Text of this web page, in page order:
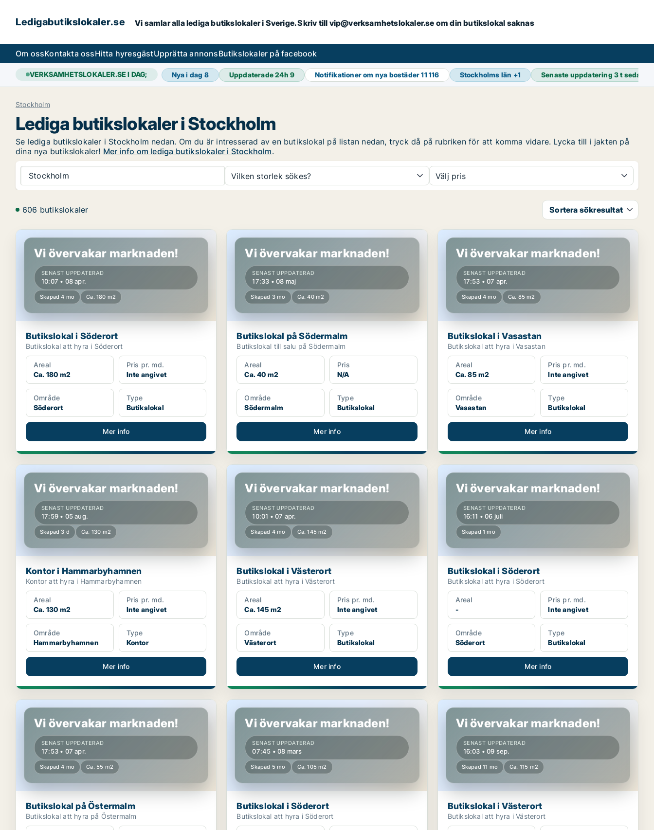
Ledigabutikslokaler.se Vi samlar alla lediga butikslokaler i Sverige. Skriv till vip@verksamhetslokaler.se om din butikslokal saknas
Om ossKontakta ossHitta hyresgästUpprätta annonsButikslokaler på facebook
VERKSAMHETSLOKALER.SE I DAG; Nya i dag 8 Uppdaterade 24h9 Notifikationer om nya bostäder11 116 Stockholms län +1 Senaste uppdatering3 t sedan
Stockholm
Lediga butikslokaler i Stockholm
Se lediga butikslokaler i Stockholm nedan. Om du är intresserad av en butikslokal på listan nedan, tryck då på rubriken för att komma vidare. Lycka till i jakten på
dina nya butikslokaler! Mer info om lediga butikslokaler i Stockholm.
Stockholm Vilken storlek sökes? Välj pris
606 butikslokaler Sortera sökresultat
Butikslokal i Söderort
Vi övervakar marknaden!
SENAST UPPDATERAD
10:07 • 08 apr.
Skapad 4 mo Ca. 180 m2
Butikslokal i Söderort
Butikslokal att hyra i Söderort
Areal
Ca. 180 m2
Pris pr. md.
Inte angivet
Område
Söderort
Type
Butikslokal
Mer info
Butikslokal på Södermalm
Vi övervakar marknaden!
SENAST UPPDATERAD
17:33 • 08 maj
Skapad 3 mo Ca. 40 m2
Butikslokal på Södermalm
Butikslokal till salu på Södermalm
Areal
Ca. 40 m2
Pris
N/A
Område
Södermalm
Type
Butikslokal
Mer info
Butikslokal i Vasastan
Vi övervakar marknaden!
SENAST UPPDATERAD
17:53 • 07 apr.
Skapad 4 mo Ca. 85 m2
Butikslokal i Vasastan
Butikslokal att hyra i Vasastan
Areal
Ca. 85 m2
Pris pr. md.
Inte angivet
Område
Vasastan
Type
Butikslokal
Mer info
Kontor i Hammarbyhamnen
Vi övervakar marknaden!
SENAST UPPDATERAD
17:59 • 05 aug.
Skapad 3 d Ca. 130 m2
Kontor i Hammarbyhamnen
Kontor att hyra i Hammarbyhamnen
Areal
Ca. 130 m2
Pris pr. md.
Inte angivet
Område
Hammarbyhamnen
Type
Kontor
Mer info
Butikslokal i Västerort
Vi övervakar marknaden!
SENAST UPPDATERAD
10:01 • 07 apr.
Skapad 4 mo Ca. 145 m2
Butikslokal i Västerort
Butikslokal att hyra i Västerort
Areal
Ca. 145 m2
Pris pr. md.
Inte angivet
Område
Västerort
Type
Butikslokal
Mer info
Butikslokal i Söderort
Vi övervakar marknaden!
SENAST UPPDATERAD
16:11 • 06 juli
Skapad 1 mo
Butikslokal i Söderort
Butikslokal att hyra i Söderort
Areal
-
Pris pr. md.
Inte angivet
Område
Söderort
Type
Butikslokal
Mer info
Butikslokal på Östermalm
Vi övervakar marknaden!
SENAST UPPDATERAD
17:53 • 07 apr.
Skapad 4 mo Ca. 55 m2
Butikslokal på Östermalm
Butikslokal att hyra på Östermalm
Butikslokal i Söderort
Vi övervakar marknaden!
SENAST UPPDATERAD
07:45 • 08 mars
Skapad 5 mo Ca. 105 m2
Butikslokal i Söderort
Butikslokal att hyra i Söderort
Butikslokal i Västerort
Vi övervakar marknaden!
SENAST UPPDATERAD
16:03 • 09 sep.
Skapad 11 mo Ca. 115 m2
Butikslokal i Västerort
Butikslokal att hyra i Västerort